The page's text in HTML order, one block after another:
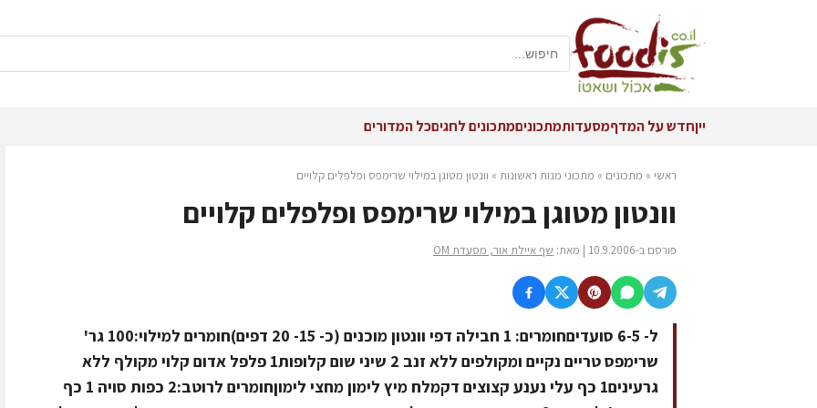
ייןחדש על המדףמסעדותמתכוניםמתכונים לחגיםכל המדורים
ראשי » מתכונים » מתכוני מנות ראשונות » וונטון מטוגן במילוי שרימפס ופלפלים קלויים
וונטון מטוגן במילוי שרימפס ופלפלים קלויים
פורסם ב-10.9.2006 | מאת: שף איילת אור, מסעדת OM
ל- 6-5 סועדיםחומרים: 1 חבילה דפי וונטון מוכנים (כ- 15- 20 דפים)חומרים למילוי:100 גר'
שרימפס טריים נקיים ומקולפים ללא זנב 2 שיני שום קלופות1 פלפל אדום קלוי מקולף ללא
גרעינים1 כף עלי נענע קצוצים דקמלח מיץ לימון מחצי לימוןחומרים לרוטב:2 כפות סויה 1 כף